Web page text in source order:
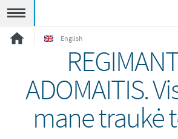
English
ADOMAITIS.
mane traukė